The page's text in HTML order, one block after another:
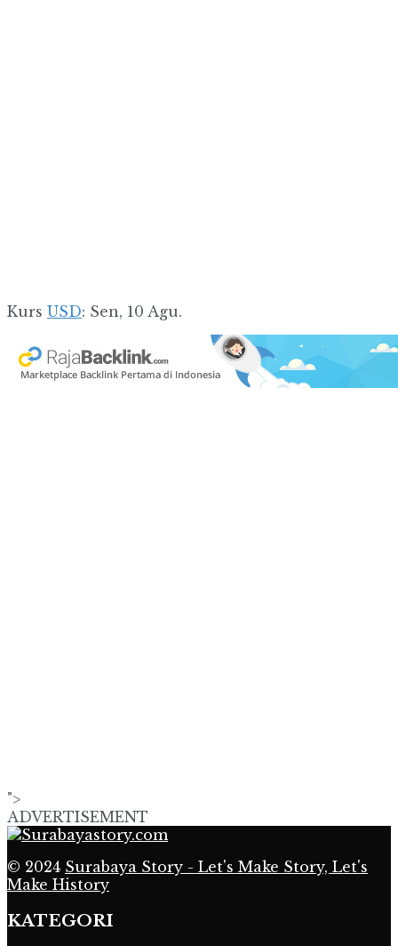
Kurs USD: Sen, 10 Agu.
">
ADVERTISEMENT
© 2024 Surabaya Story - Let's Make Story, Let's
Make History
KATEGORI